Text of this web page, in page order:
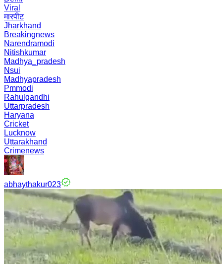
Viral
मारपीट
Jharkhand
Breakingnews
Narendramodi
Nitishkumar
Madhya_pradesh
Nsui
Madhyapradesh
Pmmodi
Rahulgandhi
Uttarpradesh
Haryana
Cricket
Lucknow
Uttarakhand
Crimenews
abhaythakur023